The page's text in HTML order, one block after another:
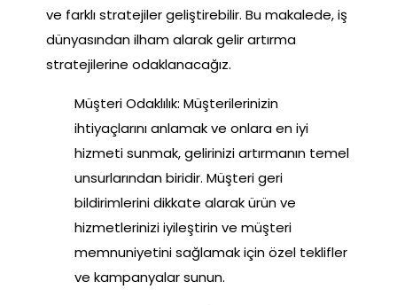
ve farklı stratejiler geliştirebilir. Bu makalede, iş
dünyasından ilham alarak gelir artırma
stratejilerine odaklanacağız.
Müşteri Odaklılık: Müşterilerinizin
ihtiyaçlarını anlamak ve onlara en iyi
hizmeti sunmak, gelirinizi artırmanın temel
unsurlarından biridir. Müşteri geri
bildirimlerini dikkate alarak ürün ve
hizmetlerinizi iyileştirin ve müşteri
memnuniyetini sağlamak için özel teklifler
ve kampanyalar sunun.